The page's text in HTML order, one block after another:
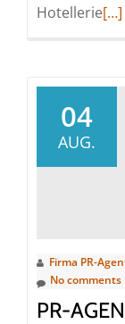
HotellerieRead
[…]
04
AUG.
Firma PR-
No comments
PR-